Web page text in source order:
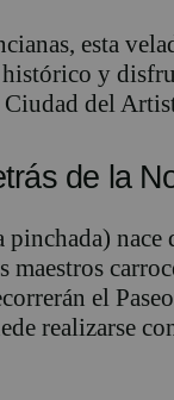
esta
y
del
de la
pinchada) nace
maestros
el
realizarse